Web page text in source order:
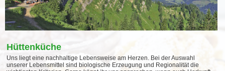
Hüttenküche
Uns liegt eine nachhaltige Lebensweise am Herzen. Bei der Auswahl
unserer Lebensmittel sind biologische Erzeugung und Regionalität die